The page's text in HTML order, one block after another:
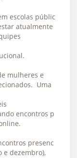
escolas públic
atualmente
mulheres e
Uma
encontros p
presenc
e dezembro),